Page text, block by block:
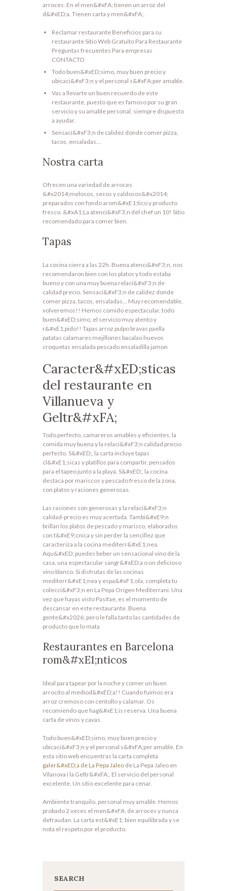
arroces. En el men&#xFA; tienen un arroz del
d&#xED;a. Tienen carta y men&#xFA;.
Reclamar restaurante Beneficios para su
restaurante Sitio Web Gratuito Para Restaurante
Preguntas frecuentes Para empresas
CONTACTO
Todo buen&#xED;simo, muy buen precio y
ubicaci&#xF3;n y el personal s&#xFA;per amable.
Vas a llevarte un buen recuerdo de este
restaurante, puesto que es famoso por su gran
servicio y su amable personal, siempre dispuesto
a ayudar.
Sensaci&#xF3;n de calidez donde comer pizza,
tacos, ensaladas…
Nostra carta
Ofrecen una variedad de arroces
&#x2014;melosos, secos y caldosos&#x2014;
preparados con fondo arom&#xE1;tico y producto
fresco. &#xA1;La atenci&#xF3;n del chef un 10! Sitio
recomendado para comer bien.
Tapas
La cocina cierra a las 22h. Buena atenci&#xF3;n, nos
recomendaron bien con los platos y todo estaba
bueno y con una muy buena relaci&#xF3;n de
calidad precio. Sensaci&#xF3;n de calidez donde
comer pizza, tacos, ensaladas… Muy recomendable,
volveremos!! Hemos comido espectacular, todo
buen&#xED;simo, el servicio muy atento y
r&#xE1;pido!! Tapas arroz pulpo bravas paella
patatas calamares mejillones bacalao huevos
croquetas ensalada pescado ensaladilla jamon
Caracter&#xED;sticas
del restaurante en
Villanueva y
Geltr&#xFA;
Todo perfecto, camareros amables y eficientes, la
comida muy buena y la relaci&#xF3;n calidad precio
perfecto. S&#xED;, la carta incluye tapas
cl&#xE1;sicas y platillos para compartir, pensados
para el tapeo junto a la playa. S&#xED;, la cocina
destaca por mariscos y pescado fresco de la zona,
con platos y raciones generosas.
Las raciones son generosas y la relaci&#xF3;n
calidad-precio es muy acertada. Tambi&#xE9;n
brillan los platos de pescado y marisco, elaborados
con t&#xE9;cnica y sin perder la sencillez que
caracteriza a la cocina mediterr&#xE1;nea.
Aqu&#xED; puedes beber un sensacional vino de la
casa, una espectacular sangr&#xED;a o un delicioso
vino blanco. Si disfrutas de las cocinas
mediterr&#xE1;nea y espa&#xF1;ola, completa tu
colecci&#xF3;n en La Pepa Origen Mediterrani. Una
vez que hayas visto Pasifae, es el momento de
descansar en este restaurante. Buena
gente&#x2026; pero le falla tanto las cantidades de
producto que lo mata
Restaurantes en Barcelona
rom&#xE1;nticos
Ideal para tapear por la noche y comer un buen
arrocito al mediod&#xED;a!! Cuando fuimos era
arroz cremoso con centollo y calamar. Os
recomiendo que hag&#xE1;is reserva. Una buena
carta de vinos y cavas.
Todo buen&#xED;simo, muy buen precio y
ubicaci&#xF3;n y el personal s&#xFA;per amable. En
esta sitio web encuentras la carta completa
galer&#xED;a de La Pepa Jaleo de La Pepa Jaleo en
Vilanova i la Geltr&#xFA;. El servicio del personal
excelente. Un sitio excelente para cenar.
Ambiente tranquilo, personal muy amable. Hemos
probado 2 veces el men&#xFA; de arroces y nunca
defraudan. La carta est&#xE1; bien equilibrada y se
nota el respeto por el producto.
SEARCH